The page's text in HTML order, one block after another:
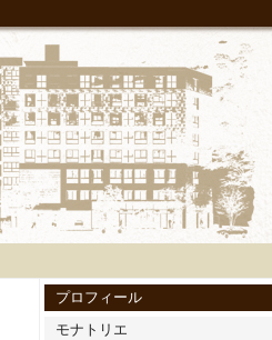
プロフィール
モナトリエ